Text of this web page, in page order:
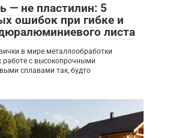
— не пластилин: 5
ошибок при гибке и
листа
в мире металлообработки
работе с высокопрочными
сплавами так, будто